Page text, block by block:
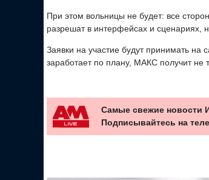
При этом вольницы не будет: все
разрешат в интерфейсах и сценариях,
Заявки на участие будут принимать на
заработает по плану, МАКС получит не
Самые свежие новости
Подписывайтесь на